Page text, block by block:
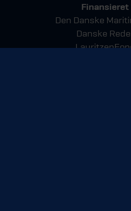
Finansieret
Den Danske
Danske